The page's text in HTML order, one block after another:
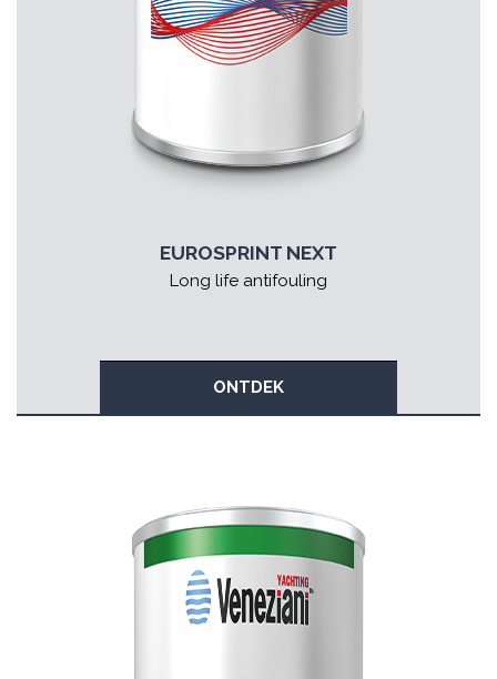
EUROSPRINT NEXT
Long life antifouling
ONTDEK